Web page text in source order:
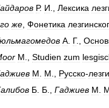
Р. И Лексика
же Фонетика
А Г.,
M Studien zum
М М Русско-
Б Б Гаджиев М